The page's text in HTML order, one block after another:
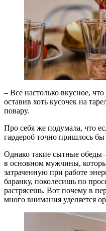
– Все настолько вкусное,
оставив хоть кусочек на
повару.
Про себя же подумала, что
гардероб точно пришлось бы
Однако такие сытные обеды
в основном мужчины,
затраченную при работе
баранку, поколесишь по
растрясешь. Вот почему в
много внимания уделяется